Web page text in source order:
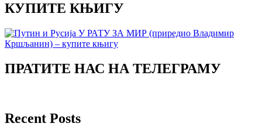
КУПИТЕ КЊИГУ
ПРАТИТЕ НАС НА ТЕЛЕГРАМУ
Recent Posts